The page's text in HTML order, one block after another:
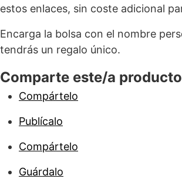
estos enlaces, sin coste adicional
Encarga la bolsa con el nombre
tendrás un regalo único.
Comparte este/a producto
Compártelo
Publícalo
Compártelo
Guárdalo